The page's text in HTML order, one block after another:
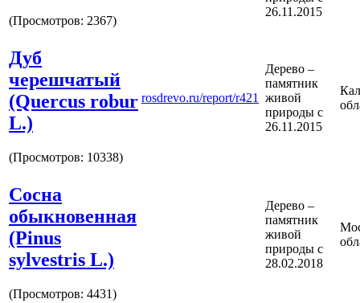
(Просмотров: 2367)
26.11.2015
Дуб
черешчатый
(Quercus robur
L.)
(Просмотров: 10338)
rosdrevo.ru/report/r421
Дерево –
памятник
живой
природы с
26.11.2015
Сосна
обыкновенная
(Pinus
sylvestris L.)
(Просмотров: 4431)
Дерево –
памятник
живой
природы с
28.02.2018